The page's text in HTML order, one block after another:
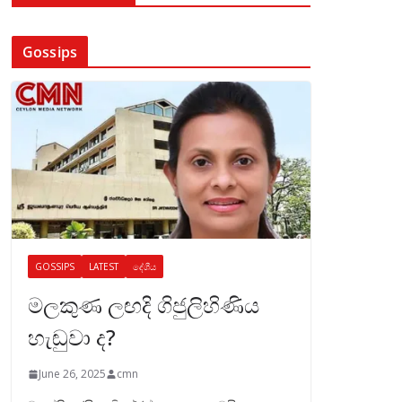
Gossips
GOSSIPS LATEST දේශීය
මලකුණ ලඟදි ගිජුලිහිණිය
හැඬුවා ද?
June 26, 2025 cmn